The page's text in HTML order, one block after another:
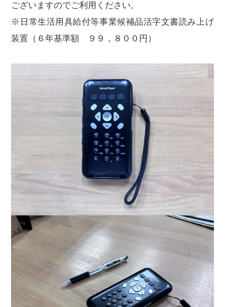
ございますのでご利用ください。
※日常生活用具給付等事業候補品活字文書読み上げ
装置（６年基準額 ９９，８００円）